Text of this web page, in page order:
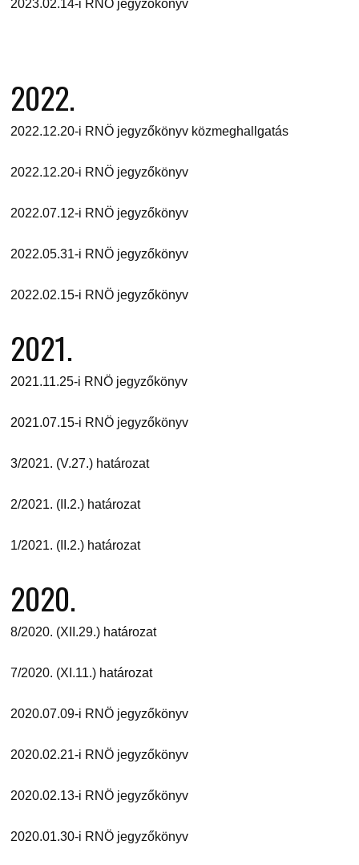
2023.02.14-i RNÖ jegyzőkönyv
2022.
2022.12.20-i RNÖ jegyzőkönyv közmeghallgatás
2022.12.20-i RNÖ jegyzőkönyv
2022.07.12-i RNÖ jegyzőkönyv
2022.05.31-i RNÖ jegyzőkönyv
2022.02.15-i RNÖ jegyzőkönyv
2021.
2021.11.25-i RNÖ jegyzőkönyv
2021.07.15-i RNÖ jegyzőkönyv
3/2021. (V.27.) határozat
2/2021. (II.2.) határozat
1/2021. (II.2.) határozat
2020.
8/2020. (XII.29.) határozat
7/2020. (XI.11.) határozat
2020.07.09-i RNÖ jegyzőkönyv
2020.02.21-i RNÖ jegyzőkönyv
2020.02.13-i RNÖ jegyzőkönyv
2020.01.30-i RNÖ jegyzőkönyv